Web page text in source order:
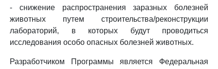
- снижение распространения заразных болезней
животных путем строительства/реконструкции
лабораторий, в которых будут проводиться
исследования особо опасных болезней животных.
Разработчиком Программы является Федеральная